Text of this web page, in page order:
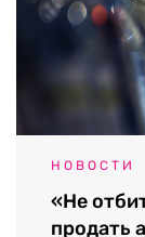
НОВОСТИ
«Не
продать